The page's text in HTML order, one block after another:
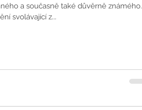
a současně také důvěrně známého.
svolávající z...